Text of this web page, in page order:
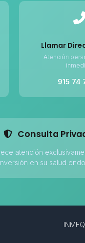
Llamar
Atención
915 74
Consulta
atención
en su salud